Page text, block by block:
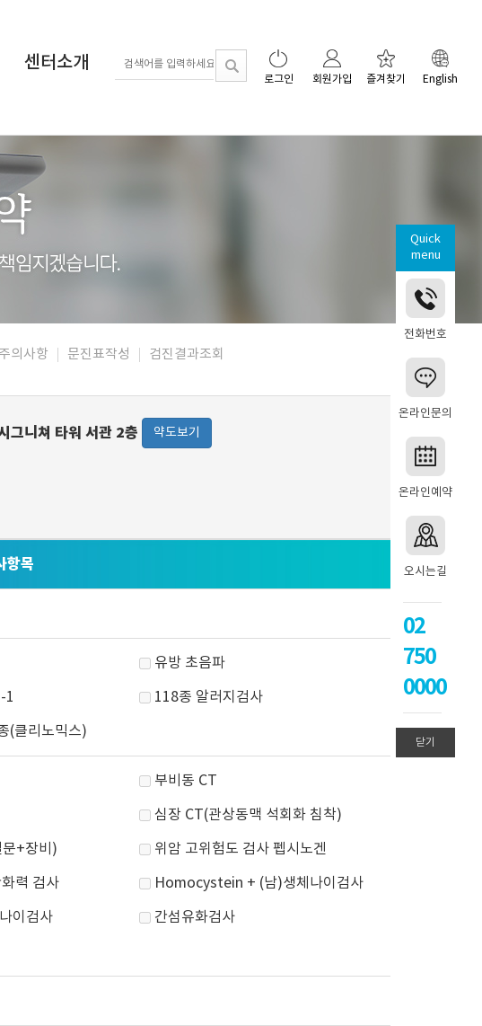
Quick
menu
전화번호
온라인문의
온라인예약
오시는길
02
750
0000
닫기
센터소개
로그인 회원가입 즐겨찾기 English
의사항 문진표작성 검진결과조회
그니쳐 타워 서관 2층 약도보기
항목
유방 초음파
1 118종 알러지검사
(클리노믹스)
부비동 CT
심장 CT(관상동맥 석회화 침착)
문+장비) 위암 고위험도 검사 펩시노겐
력 검사 Homocystein + (남)생체나이검사
이검사 간섬유화검사